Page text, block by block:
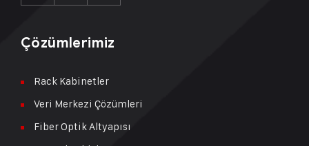
Çözümlerimiz
Rack Kabinetler
Veri Merkezi Çözümleri
Fiber Optik Altyapısı